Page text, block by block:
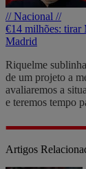
// Nacional //
€14 milhões: tirar
Madrid
Riquelme
de um projeto a
avaliaremos a
e teremos tempo
Artigos